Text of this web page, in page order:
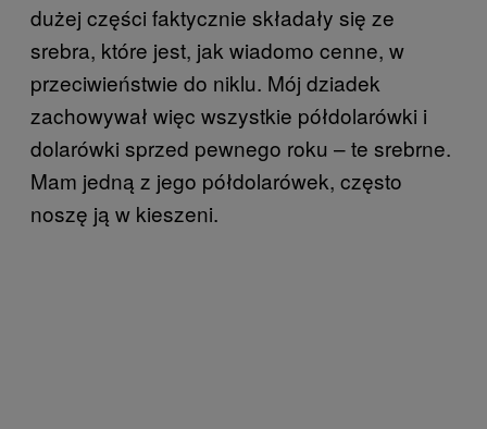
dużej części faktycznie składały się ze
srebra, które jest, jak wiadomo cenne, w
przeciwieństwie do niklu. Mój dziadek
zachowywał więc wszystkie półdolarówki i
dolarówki sprzed pewnego roku – te srebrne.
Mam jedną z jego półdolarówek, często
noszę ją w kieszeni.